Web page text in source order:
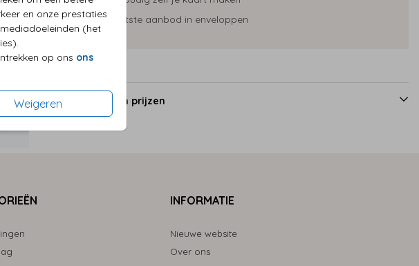
en onze prestaties
(het
op ons ons
Weigeren
Grootste aanbod in enveloppen
Formaten en prijzen
INFORMATIE
Nieuwe website
Over ons